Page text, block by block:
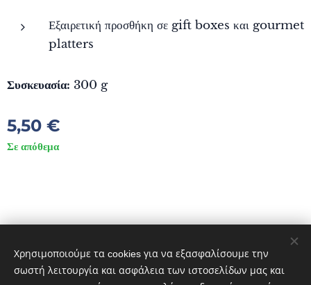
Εξαιρετική προσθήκη σε gift boxes και gourmet
platters
Συσκευασία: 300 g
5,50 €
Σε απόθεμα
Cookies
Χρησιμοποιούμε τα cookies για να εξασφαλίσουμε την
σωστή λειτουργία και ασφάλεια των ιστοσελίδων μας και